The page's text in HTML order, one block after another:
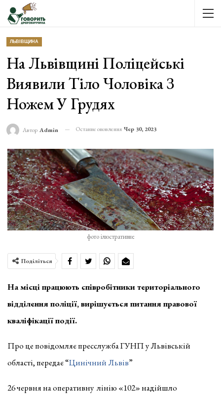
ЛЬВІВЩИНА
На Львівщині Поліцейські
Виявили Тіло Чоловіка З
Ножем У Грудях
Автор Admin Останнє оновлення Чер 30, 2023
фото ілюстративне
Поділіться
На місці працюють співробітники територіального
відділення поліції, вирішується питання правової
кваліфікації події.
Про це повідомляє пресслужба ГУНП у Львівській
області, передає “Цинічний Львів”
26 червня на оперативну лінію «102» надійшло